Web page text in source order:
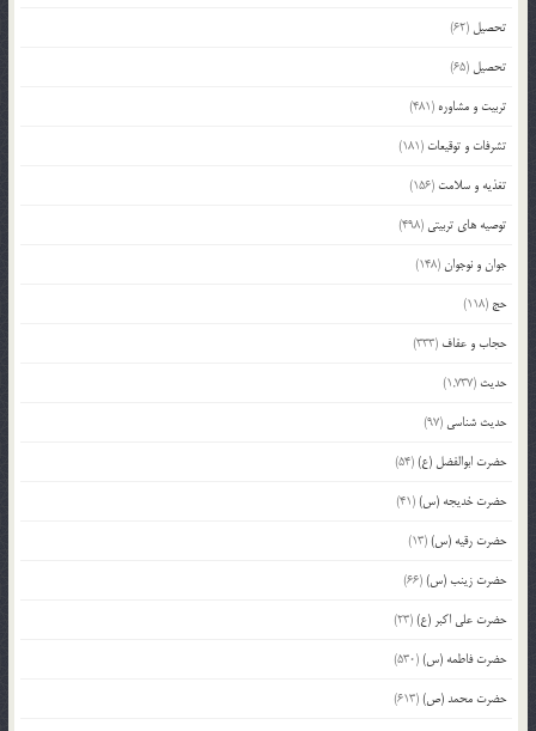
تحصیل (62)
تحصیل (65)
تربیت و مشاوره (481)
تشرفات و توقیعات (181)
تغذیه و سلامت (156)
توصیه های تربیتی (498)
جوان و نوجوان(148)
حج (118)
حجاب و عفاف (333)
حدیث (1,737)
حدیث شناسی (97)
حضرت ابوالفضل (ع)(54)
حضرت خدیجه (س)(41)
حضرت رقیه (س)(13)
حضرت زینب (س)(66)
حضرت علی اکبر (ع)(23)
حضرت فاطمه (س)(530)
حضرت محمد (ص)(613)